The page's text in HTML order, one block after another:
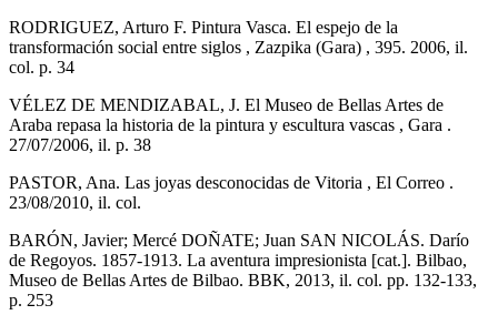
RODRIGUEZ, Arturo F. Pintura Vasca. El espejo de la
transformación social entre siglos , Zazpika (Gara) , 395. 2006, il.
col. p. 34
VÉLEZ DE MENDIZABAL, J. El Museo de Bellas Artes de
Araba repasa la historia de la pintura y escultura vascas , Gara .
27/07/2006, il. p. 38
PASTOR, Ana. Las joyas desconocidas de Vitoria , El Correo .
23/08/2010, il. col.
BARÓN, Javier; Mercé DOÑATE; Juan SAN NICOLÁS. Darío
de Regoyos. 1857-1913. La aventura impresionista [cat.]. Bilbao,
Museo de Bellas Artes de Bilbao. BBK, 2013, il. col. pp. 132-133,
p. 253